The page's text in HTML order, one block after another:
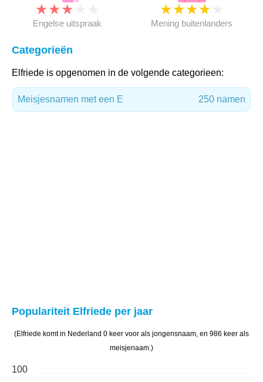
★★★
Engelse uitspraak
★★★★
Mening buitenlanders
Categorieën
Elfriede is opgenomen in de volgende categorieen:
Meisjesnamen met een E 250 namen
Populariteit Elfriede per jaar
(Elfriede komt in Nederland 0 keer voor als jongensnaam, en 986 keer als
meisjenaam.)
100